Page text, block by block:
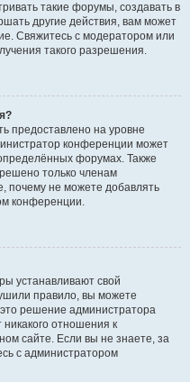
такие форумы, создавать в
другие действия, вам может
Свяжитесь с модератором или
такого разрешения.
предоставлено на уровне
конференции может
форумах. Также
только членам
почему не можете добавлять
конференции.
устанавливают свой
правило, вы можете
решение администратора
отношения к
сайте. Если вы не знаете, за
с администратором